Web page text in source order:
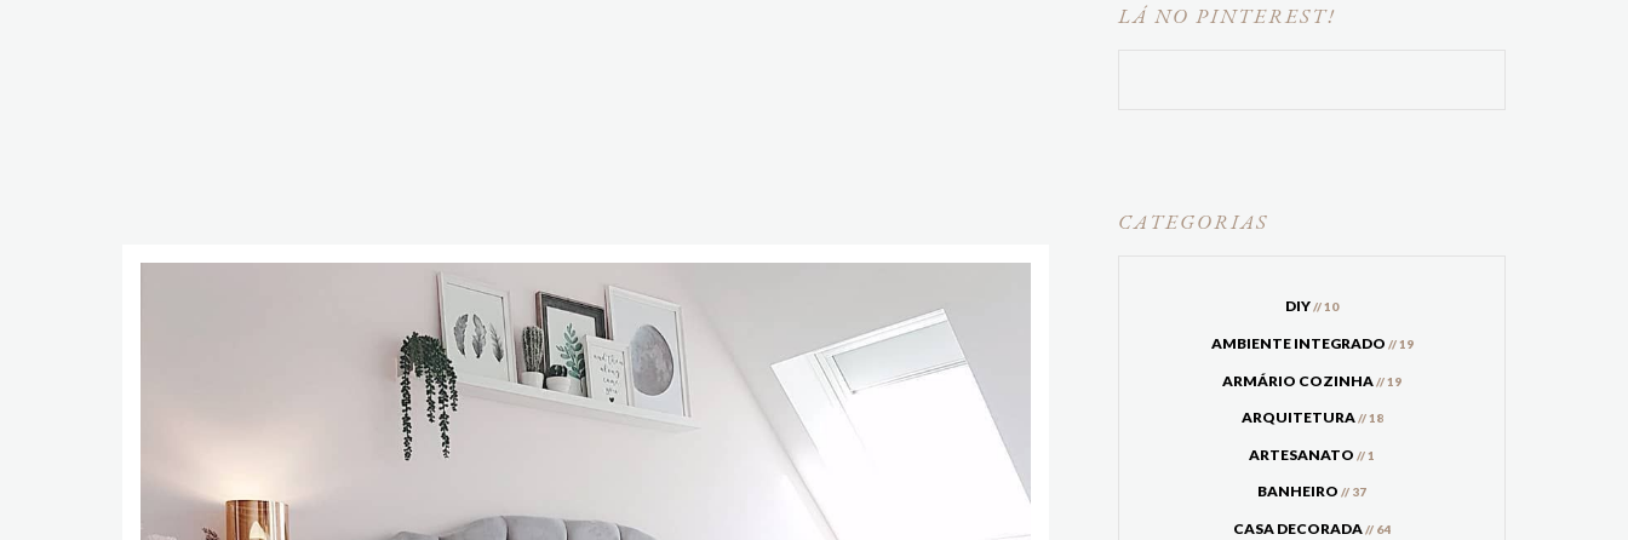
LÁ NO PINTEREST!
CATEGORIAS
DIY// 10
AMBIENTE INTEGRADO // 19
ARMÁRIO COZINHA// 19
ARQUITETURA// 18
ARTESANATO// 1
BANHEIRO// 37
CASA DECORADA// 64